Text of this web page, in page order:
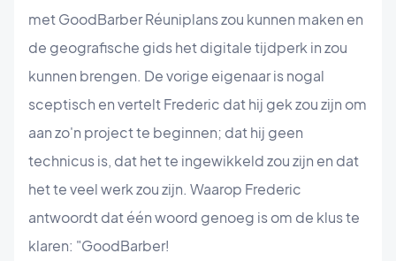
met GoodBarber Réuniplans zou kunnen maken en
de geografische gids het digitale tijdperk in zou
kunnen brengen. De vorige eigenaar is nogal
sceptisch en vertelt Frederic dat hij gek zou zijn om
aan zo'n project te beginnen; dat hij geen
technicus is, dat het te ingewikkeld zou zijn en dat
het te veel werk zou zijn. Waarop Frederic
antwoordt dat één woord genoeg is om de klus te
klaren: "GoodBarber!